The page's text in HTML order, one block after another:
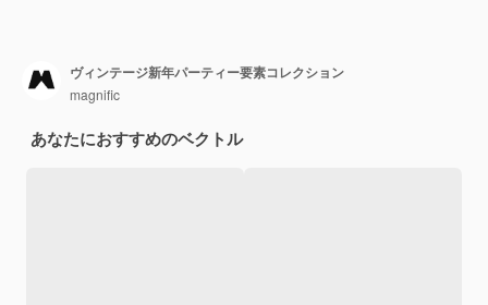
ヴィンテージ新年パーティー要素コレクション
magnific
あなたにおすすめのベクトル